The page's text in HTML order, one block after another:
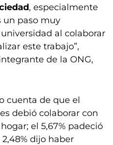
, especialmente
un paso muy
al colaborar
este trabajo”,
de la ONG,
cuenta de que el
debió colaborar con
el 5,67% padeció
dijo haber